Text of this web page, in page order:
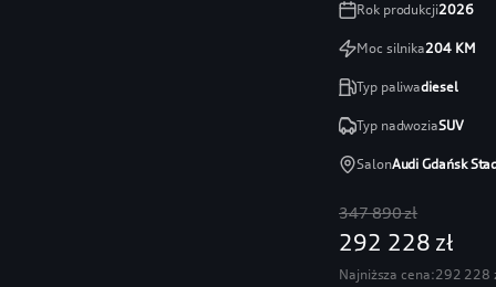
Rok produkcji2026
Moc silnika204KM
Typ paliwadiesel
Typ nadwoziaSUV
SalonAudi Gdańsk
347 890 zł
292 228 zł
Najniższa cena:292 228